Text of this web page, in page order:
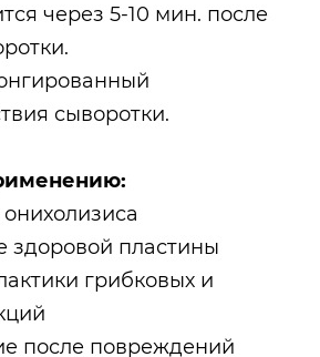
через 5-10 мин. после
сыворотки.
здоровой пластины
грибковых и
после повреждений